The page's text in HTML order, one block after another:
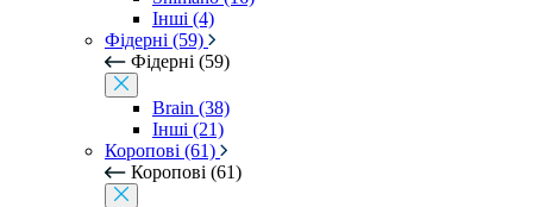
Інші (4)
Фідерні (59)
Фідерні (59)
Brain (38)
Інші (21)
Коропові (61)
Коропові (61)